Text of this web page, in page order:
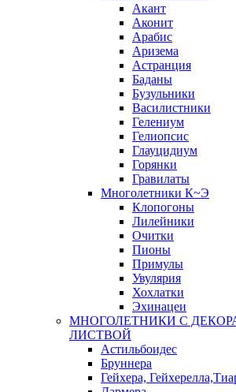
Акант
Аконит
Арабис
Аризема
Астранция
Баданы
Бузульники
Василистники
Гелениум
Гелиопсис
Глауцидиум
Горянки
Гравилаты
Многолетники К~Э
Клопогоны
Лилейники
Очитки
Пионы
Примулы
Увулярия
Хохлатки
Эхинацеи
МНОГОЛЕТНИКИ С
ЛИСТВОЙ
Астильбоидес
Бруннера
Гейхера,